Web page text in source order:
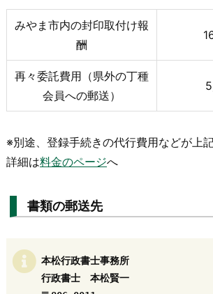
みやま市内の封印取付け報
酬
再々委託費用（県外の丁種
会員への郵送）
※別途、登録手続きの代行費用などが上
詳細は料金のページへ
書類の郵送先
本松行政書士事務所
行政書士　本松賢一